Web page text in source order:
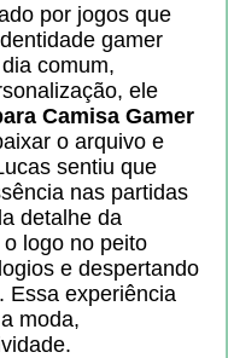
por jogos que
gamer
comum,
ele
Camisa Gamer
o arquivo e
sentiu que
nas partidas
detalhe da
logo no peito
e despertando
Essa experiência
moda,